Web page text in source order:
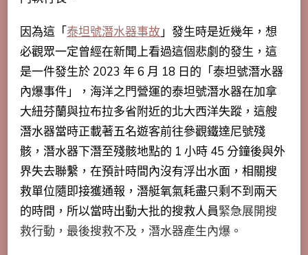
因為這「泰坦號潛水器事故」發生時是近幾年，想
必觀眾一定曾經在新聞上看過這個悲劇的發生，這
是一件發生於 2023 年 6 月 18 日的「泰坦號潛水器
內爆事件」，海洋之門營運的泰坦號潛水器在加拿
大紐芬蘭與拉布拉多省附近的北大西洋失蹤，這艘
潛水器當時正載著五名遊客前往參觀鐵達尼號殘
骸，潛水器下潛至殘骸地點的 1 小時 45 分鐘後與外
界失去聯繫，在預計時間內沒有浮出水面，相關搜
救單位隨即接獲通報，潛艇氧氣耗盡只剩不到兩天
的時間，所以當時出動大批的搜救人員緊急展開搜
救行動，最後搜救不及，潛水器產生內爆。